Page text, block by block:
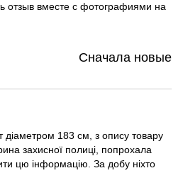
отзыв вместе с фотографиями на
Сначала новые
діаметром 183 см, з опису товару
захисної полиці, попрохала
цю інформацію. За добу ніхто